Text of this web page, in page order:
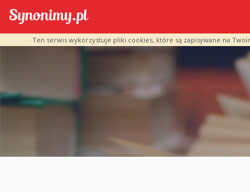
Ten serwis wykorzystuje pliki cookies, które są zapisywane na